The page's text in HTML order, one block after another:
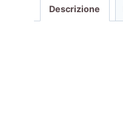
Descrizione